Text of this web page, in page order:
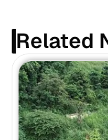
Related